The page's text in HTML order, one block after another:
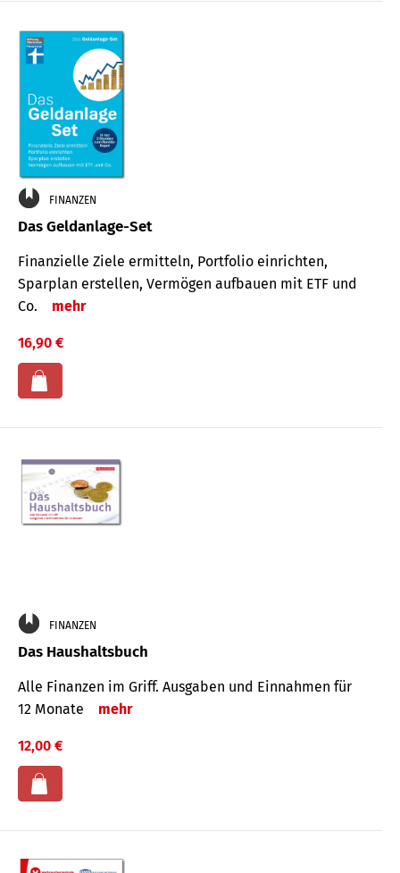
FINANZEN
Das Geldanlage-Set
Finanzielle Ziele ermitteln, Portfolio einrichten,
Sparplan erstellen, Vermögen aufbauen mit ETF und
Co.
mehr
16,90 €
FINANZEN
Das Haushaltsbuch
Alle Finanzen im Griff. Aus­gaben und Ein­nahmen für
12 Monate
mehr
12,00 €